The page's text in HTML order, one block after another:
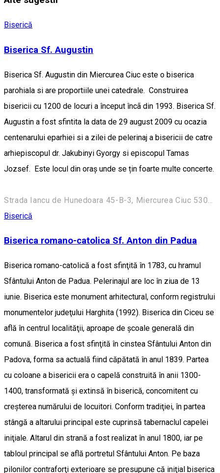
Biserică
Biserica Sf. Augustin
Biserica Sf. Augustin din Miercurea Ciuc este o biserica
parohiala si are proportiile unei catedrale. Construirea
bisericii cu 1200 de locuri a început încã din 1993. Biserica Sf.
Augustin a fost sfintita la data de 29 august 2009 cu ocazia
centenarului eparhiei si a zilei de pelerinaj a bisericii de catre
arhiepiscopul dr. Jakubinyi Gyorgy si episcopul Tamas
Jozsef. Este locul din oraș unde se țin foarte multe concerte.
Biserică
Biserica romano-catolica Sf. Anton din Padua
Biserica romano-catolică a fost sfinţită în 1783, cu hramul
Sfântului Anton de Padua. Pelerinajul are loc în ziua de 13
iunie. Biserica este monument arhitectural, conform registrului
monumentelor judeţului Harghita (1992). Biserica din Ciceu se
află în centrul localităţii, aproape de şcoale generală din
comună. Biserica a fost sfinţită în cinstea Sfântului Anton din
Padova, forma sa actuală fiind căpătată în anul 1839. Partea
cu coloane a bisericii era o capelă construită în anii 1300-
1400, transformată şi extinsă în biserică, concomitent cu
creşterea numărului de locuitori. Conform tradiţiei, în partea
stângă a altarului principal este cuprinsă tabernaclul capelei
iniţiale. Altarul din strană a fost realizat în anul 1800, iar pe
tabloul principal se află portretul Sfântului Anton. Pe baza
pilonilor contraforţi exterioare se presupune că iniţial biserica